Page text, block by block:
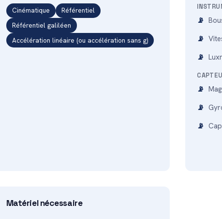
Cinématique
Référentiel
Référentiel galiléen
Accélération linéaire (ou accélération sans g)
Matériel nécessaire